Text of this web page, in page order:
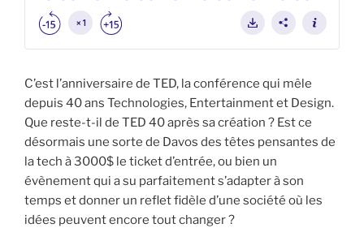
C’est l’anniversaire de TED, la conférence qui mêle
depuis 40 ans Technologies, Entertainment et Design.
Que reste-t-il de TED 40 après sa création ? Est ce
désormais une sorte de Davos des têtes pensantes de
la tech à 3000$ le ticket d’entrée, ou bien un
évènement qui a su parfaitement s’adapter à son
temps et donner un reflet fidèle d’une société où les
idées peuvent encore tout changer ?